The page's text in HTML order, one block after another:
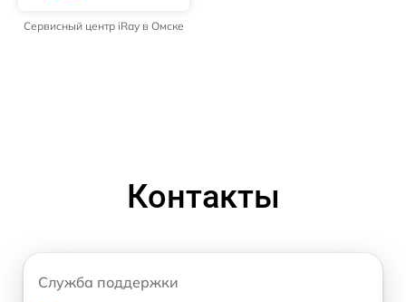
Сервисный центр iRay в Омске
Контакты
Служба поддержки